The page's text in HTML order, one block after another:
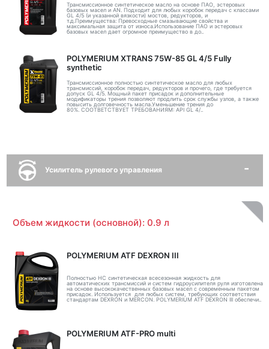
Трансмиссионное синтетическое масло на основе ПАО, эстеровых
базовых масел и AN. Подходит для любых коробок передач с классами
GL 4/5 (и указанной вязкости) мостов, редукторов, и
т.д.Преимущества: Превосходные смазывающие свойства и
максимальная защита от износа.Использование ПАО и эстеровых
базовых масел дает огромное преимущество в до..
POLYMERIUM XTRANS 75W-85 GL 4/5 Fully
synthetic
Трансмиссионное полностью синтетическое масло для любых
трансмиссий, коробок передач, редукторов и прочего, где требуется
допуск GL 4/5. Мощный пакет присадок и дополнительные
модификаторы трения позволяют продлить срок службы узлов, а также
повысить долговечность масла.Уменьшение трения до
80%. СООТВЕТСТВУЕТ ТРЕБОВАНИЯМ: API GL 4/..
Усилитель рулевого управления
Объем жидкости (основной): 0.9 л
POLYMERIUM ATF DEXRON III
Полностью НС синтетическая всесезонная жидкость для
автоматических трансмиссий и систем гидроусилителя руля изготовлена
на основе высококачественных базовых масел с современным пакетом
присадок. Используется для любых систем, требующих соответствия
стандартам DEXRON и MERCON. POLYMERIUM ATF DEXRON III обеспечи..
POLYMERIUM ATF-PRO multi